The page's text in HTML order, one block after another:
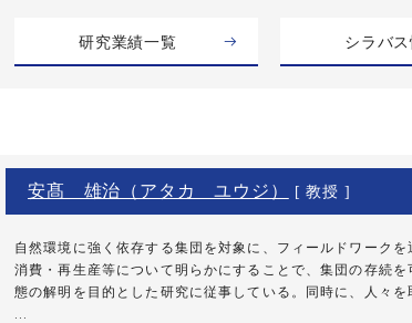
研究業績一覧 シラバ
安髙 雄治（アタカ ユウジ） [ 教授 ]
自然環境に強く依存する集団を対象に、フィールドワークを
消費・再生産等について明らかにすることで、集団の存続を
態の解明を目的とした研究に従事している。同時に、人々を